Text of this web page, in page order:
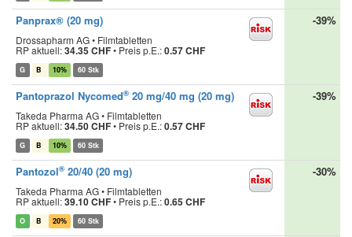
Panprax® (20 mg)
Drossapharm AG • Filmtabletten
RP aktuell:34.35 CHF• Preis p.E.:0.57 CHF
G B 10% 60 Stk
-39%
Pantoprazol Nycomed® 20 mg/40 mg (20 mg)
Takeda Pharma AG • Filmtabletten
RP aktuell:34.50 CHF• Preis p.E.:0.57 CHF
G B 10% 60 Stk
-39%
Pantozol® 20/40 (20 mg)
Takeda Pharma AG • Filmtabletten
RP aktuell:39.10 CHF• Preis p.E.:0.65 CHF
O B 20% 60 Stk
-30%